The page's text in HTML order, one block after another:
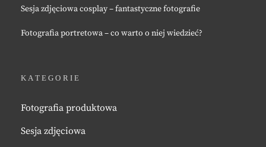
Sesja zdjęciowa cosplay – fantastyczne fotografie
Fotografia portretowa – co warto o niej wiedzieć?
KATEGORIE
Fotografia produktowa
Sesja zdjęciowa